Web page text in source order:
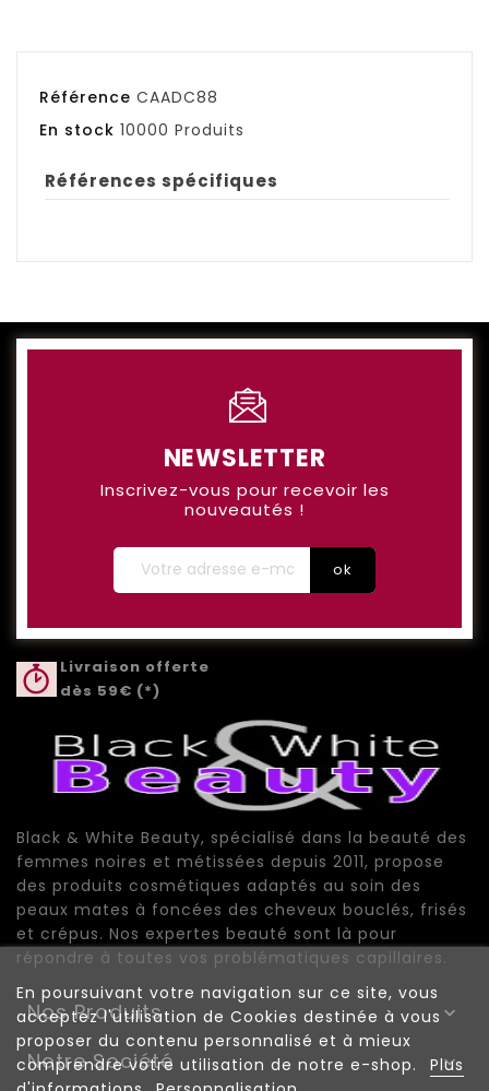
Référence CAADC88
En stock 10000 Produits
Références spécifiques
NEWSLETTER
Inscrivez-vous pour recevoir les
nouveautés !
Livraison offerte
dès 59€ (*)
Black & White Beauty, spécialisé dans la beauté des
femmes noires et métissées depuis 2011, propose
des produits cosmétiques adaptés au soin des
peaux mates à foncées des cheveux bouclés, frisés
et crépus. Nos expertes beauté sont là pour
répondre à toutes vos problématiques capillaires.
Nos Produits 
Notre Société 
En poursuivant votre navigation sur ce site, vous
acceptez l'utilisation de Cookies destinée à vous
proposer du contenu personnalisé et à mieux
comprendre votre utilisation de notre e-shop.
Plus